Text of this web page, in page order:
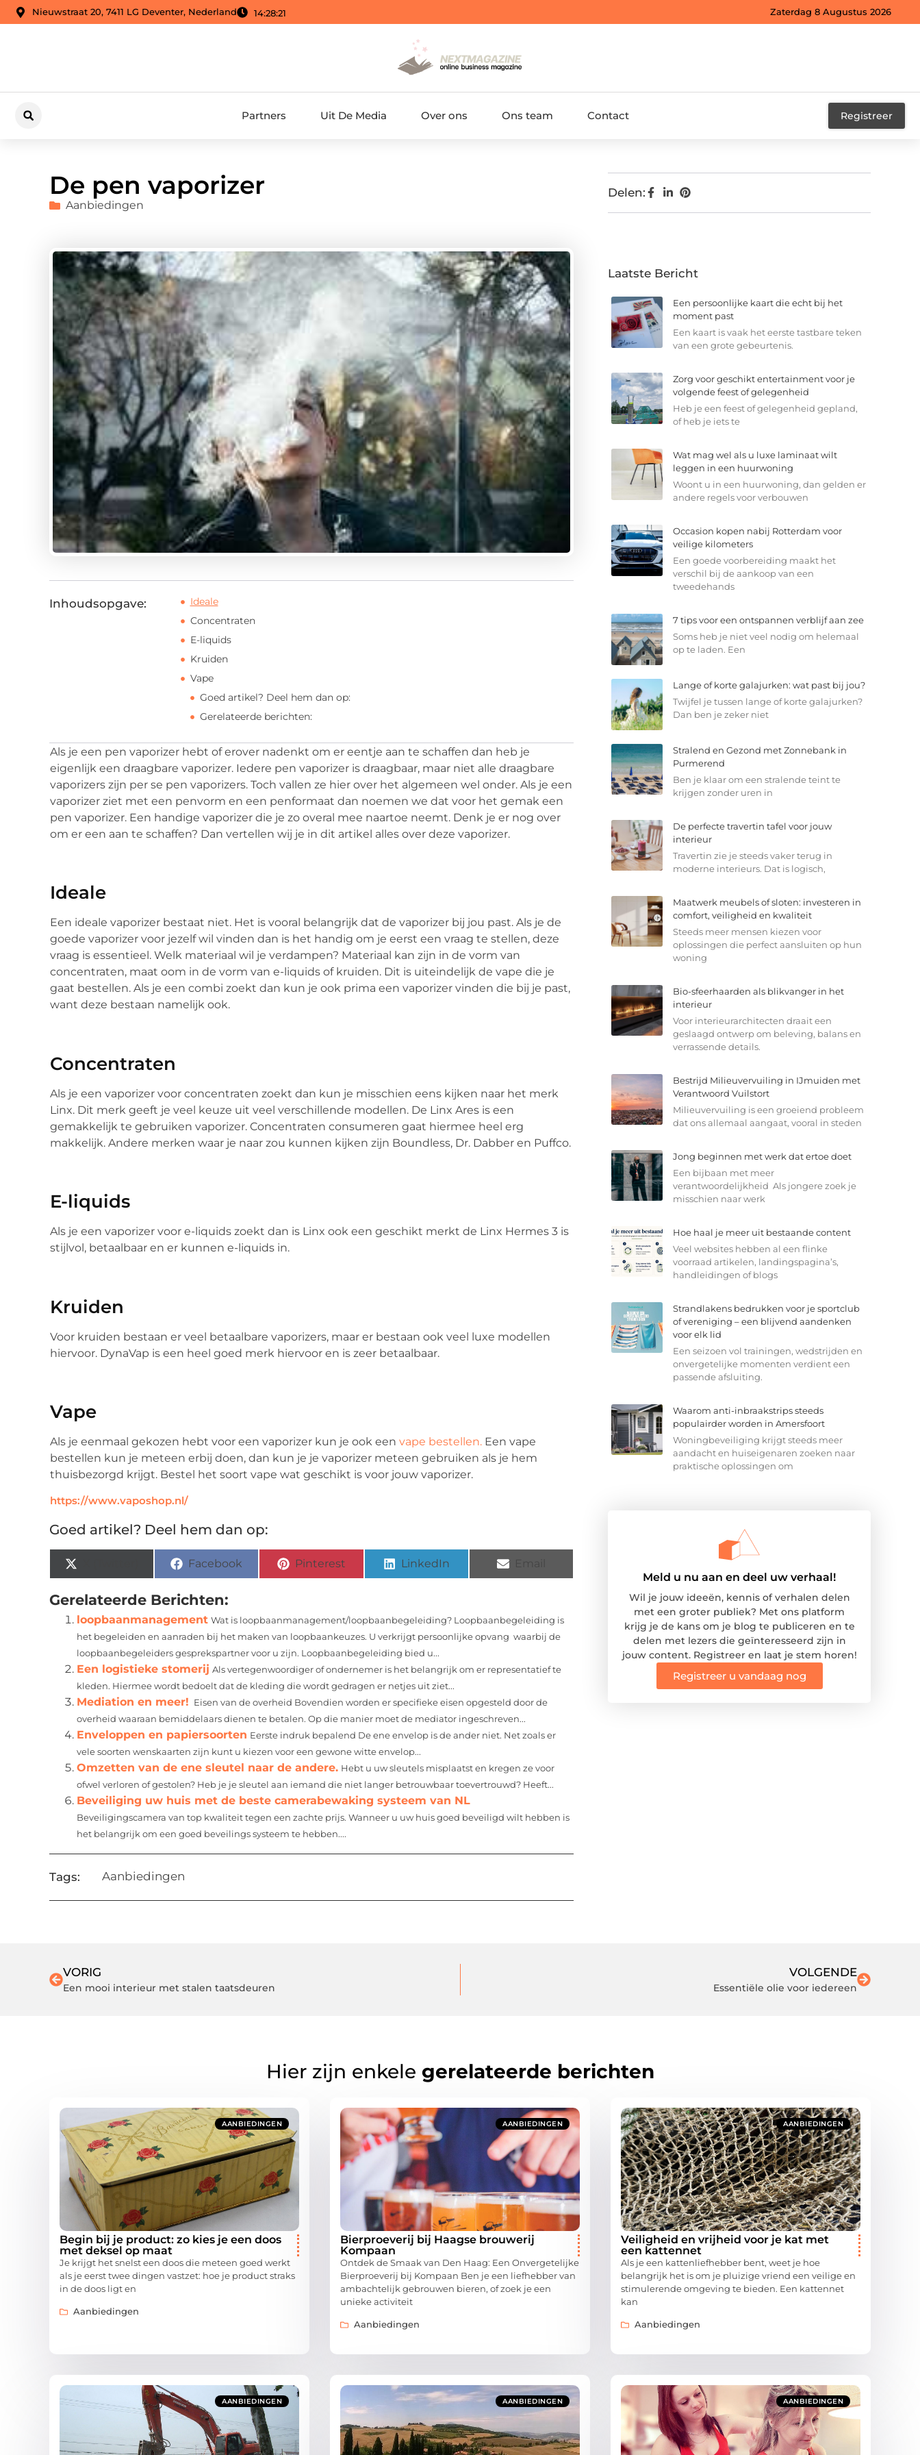
Nieuwstraat 20, 7411 LG Deventer, Nederland 14:28:22 Zaterdag 8 Augustus 2026
Partners Uit De Media Over ons Ons team Contact Registreer
De pen vaporizer
Aanbiedingen
Inhoudsopgave:
Ideale
Concentraten
E-liquids
Kruiden
Vape
Goed artikel? Deel hem dan op:
Gerelateerde berichten:
Als je een pen vaporizer hebt of erover nadenkt om er eentje aan te schaffen dan heb je
eigenlijk een draagbare vaporizer. Iedere pen vaporizer is draagbaar, maar niet alle draagbare
vaporizers zijn per se pen vaporizers. Toch vallen ze hier over het algemeen wel onder. Als je een
vaporizer ziet met een penvorm en een penformaat dan noemen we dat voor het gemak een
pen vaporizer. Een handige vaporizer die je zo overal mee naartoe neemt. Denk je er nog over
om er een aan te schaffen? Dan vertellen wij je in dit artikel alles over deze vaporizer.
Ideale
Een ideale vaporizer bestaat niet. Het is vooral belangrijk dat de vaporizer bij jou past. Als je de
goede vaporizer voor jezelf wil vinden dan is het handig om je eerst een vraag te stellen, deze
vraag is essentieel. Welk materiaal wil je verdampen? Materiaal kan zijn in de vorm van
concentraten, maat oom in de vorm van e-liquids of kruiden. Dit is uiteindelijk de vape die je
gaat bestellen. Als je een combi zoekt dan kun je ook prima een vaporizer vinden die bij je past,
want deze bestaan namelijk ook.
Concentraten
Als je een vaporizer voor concentraten zoekt dan kun je misschien eens kijken naar het merk
Linx. Dit merk geeft je veel keuze uit veel verschillende modellen. De Linx Ares is een
gemakkelijk te gebruiken vaporizer. Concentraten consumeren gaat hiermee heel erg
makkelijk. Andere merken waar je naar zou kunnen kijken zijn Boundless, Dr. Dabber en Puffco.
E-liquids
Als je een vaporizer voor e-liquids zoekt dan is Linx ook een geschikt merkt de Linx Hermes 3 is
stijlvol, betaalbaar en er kunnen e-liquids in.
Kruiden
Voor kruiden bestaan er veel betaalbare vaporizers, maar er bestaan ook veel luxe modellen
hiervoor. DynaVap is een heel goed merk hiervoor en is zeer betaalbaar.
Vape
Als je eenmaal gekozen hebt voor een vaporizer kun je ook een vape bestellen. Een vape
bestellen kun je meteen erbij doen, dan kun je je vaporizer meteen gebruiken als je hem
thuisbezorgd krijgt. Bestel het soort vape wat geschikt is voor jouw vaporizer.
https://www.vaposhop.nl/
Goed artikel? Deel hem dan op:
Facebook Pinterest LinkedIn
Gerelateerde Berichten:
loopbaanmanagement Wat is loopbaanmanagement/loopbaanbegeleiding? Loopbaanbegeleiding is
het begeleiden en aanraden bij het maken van loopbaankeuzes. U verkrijgt persoonlijke opvang waarbij de
loopbaanbegeleiders gesprekspartner voor u zijn. Loopbaanbegeleiding bied u...
Een logistieke stomerij Als vertegenwoordiger of ondernemer is het belangrijk om er representatief te
kleden. Hiermee wordt bedoelt dat de kleding die wordt gedragen er netjes uit ziet...
Mediation en meer! Eisen van de overheid Bovendien worden er specifieke eisen opgesteld door de
overheid waaraan bemiddelaars dienen te betalen. Op die manier moet de mediator ingeschreven...
Enveloppen en papiersoorten Eerste indruk bepalend De ene envelop is de ander niet. Net zoals er
vele soorten wenskaarten zijn kunt u kiezen voor een gewone witte envelop...
Omzetten van de ene sleutel naar de andere. Hebt u uw sleutels misplaatst en kregen ze voor
ofwel verloren of gestolen? Heb je je sleutel aan iemand die niet langer betrouwbaar toevertrouwd? Heeft...
Beveiliging uw huis met de beste camerabewaking systeem van NL
Beveiligingscamera van top kwaliteit tegen een zachte prijs. Wanneer u uw huis goed beveiligd wilt hebben is
het belangrijk om een goed beveilings systeem te hebben....
Tags: Aanbiedingen
Delen:
Laatste Bericht
Een persoonlijke kaart die echt bij het
moment past
Een kaart is vaak het eerste tastbare teken
van een grote gebeurtenis.
Zorg voor geschikt entertainment voor je
volgende feest of gelegenheid
Heb je een feest of gelegenheid gepland,
of heb je iets te
Wat mag wel als u luxe laminaat wilt
leggen in een huurwoning
Woont u in een huurwoning, dan gelden er
andere regels voor verbouwen
Occasion kopen nabij Rotterdam voor
veilige kilometers
Een goede voorbereiding maakt het
verschil bij de aankoop van een
tweedehands
7 tips voor een ontspannen verblijf aan zee
Soms heb je niet veel nodig om helemaal
op te laden. Een
Lange of korte galajurken: wat past bij jou?
Twijfel je tussen lange of korte galajurken?
Dan ben je zeker niet
Stralend en Gezond met Zonnebank in
Purmerend
Ben je klaar om een stralende teint te
krijgen zonder uren in
De perfecte travertin tafel voor jouw
interieur
Travertin zie je steeds vaker terug in
moderne interieurs. Dat is logisch,
Maatwerk meubels of sloten: investeren in
comfort, veiligheid en kwaliteit
Steeds meer mensen kiezen voor
oplossingen die perfect aansluiten op hun
woning
Bio-sfeerhaarden als blikvanger in het
interieur
Voor interieurarchitecten draait een
geslaagd ontwerp om beleving, balans en
verrassende details.
Bestrijd Milieuvervuiling in IJmuiden met
Verantwoord Vuilstort
Milieuvervuiling is een groeiend probleem
dat ons allemaal aangaat, vooral in steden
Jong beginnen met werk dat ertoe doet
Een bijbaan met meer
verantwoordelijkheid Als jongere zoek je
misschien naar werk
Hoe haal je meer uit bestaande content
Veel websites hebben al een flinke
voorraad artikelen, landingspagina’s,
handleidingen of blogs
Strandlakens bedrukken voor je sportclub
of vereniging – een blijvend aandenken
voor elk lid
Een seizoen vol trainingen, wedstrijden en
onvergetelijke momenten verdient een
passende afsluiting.
Waarom anti-inbraakstrips steeds
populairder worden in Amersfoort
Woningbeveiliging krijgt steeds meer
aandacht en huiseigenaren zoeken naar
praktische oplossingen om
Meld u nu aan en deel uw verhaal!
Wil je jouw ideeën, kennis of verhalen delen
met een groter publiek? Met ons platform
krijg je de kans om je blog te publiceren en te
delen met lezers die geïnteresseerd zijn in
jouw content. Registreer en laat je stem horen!
Registreer u vandaag nog
VORIG
Een mooi interieur met stalen taatsdeuren
VOLGENDE
Essentiële olie voor iedereen
Hier zijn enkele gerelateerde berichten
AANBIEDINGEN
Begin bij je product: zo kies je een doos
met deksel op maat
Je krijgt het snelst een doos die meteen goed werkt
als je eerst twee dingen vastzet: hoe je product straks
in de doos ligt en
Aanbiedingen
AANBIEDINGEN
Bierproeverij bij Haagse brouwerij
Kompaan
Ontdek de Smaak van Den Haag: Een Onvergetelijke
Bierproeverij bij Kompaan Ben je een liefhebber van
ambachtelijk gebrouwen bieren, of zoek je een
unieke activiteit
Aanbiedingen
AANBIEDINGEN
Veiligheid en vrijheid voor je kat met
een kattennet
Als je een kattenliefhebber bent, weet je hoe
belangrijk het is om je pluizige vriend een veilige en
stimulerende omgeving te bieden. Een kattennet
kan
Aanbiedingen
AANBIEDINGEN AANBIEDINGEN AANBIEDINGEN